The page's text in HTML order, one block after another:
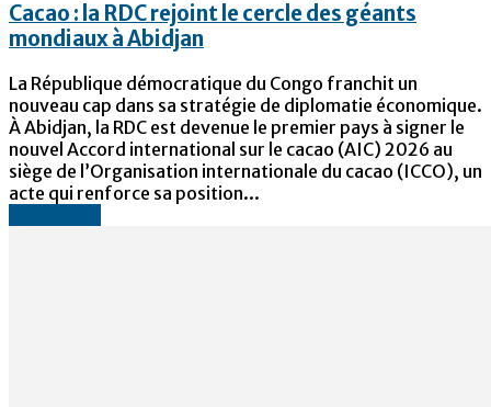
Cacao : la RDC rejoint le cercle des géants
mondiaux à Abidjan
La République démocratique du Congo franchit un
nouveau cap dans sa stratégie de diplomatie économique.
À Abidjan, la RDC est devenue le premier pays à signer le
nouvel Accord international sur le cacao (AIC) 2026 au
siège de l’Organisation internationale du cacao (ICCO), un
acte qui renforce sa position...